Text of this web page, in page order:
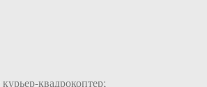
квадрокоптер;